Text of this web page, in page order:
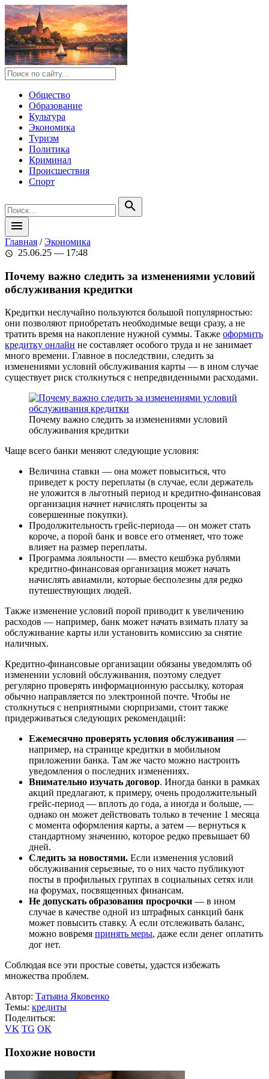
Общество
Образование
Культура
Экономика
Туризм
Политика
Криминал
Происшествия
Спорт
search
menu
Главная /Экономика
schedule 25.06.25 — 17:48
Почему важно следить за изменениями условий
обслуживания кредитки
Кредитки неслучайно пользуются большой популярностью:
они позволяют приобретать необходимые вещи сразу, а не
тратить время на накопление нужной суммы. Также оформить
кредитку онлайн не составляет особого труда и не занимает
много времени. Главное в последствии, следить за
изменениями условий обслуживания карты — в ином случае
существует риск столкнуться с непредвиденными расходами.
Почему важно следить за изменениями условий
обслуживания кредитки
Чаще всего банки меняют следующие условия:
Величина ставки — она может повыситься, что
приведет к росту переплаты (в случае, если держатель
не уложится в льготный период и кредитно-финансовая
организация начнет начислять проценты за
совершенные покупки).
Продолжительность грейс-периода — он может стать
короче, а порой банк и вовсе его отменяет, что тоже
влияет на размер переплаты.
Программа лояльности — вместо кешбэка рублями
кредитно-финансовая организация может начать
начислять авиамили, которые бесполезны для редко
путешествующих людей.
Также изменение условий порой приводит к увеличению
расходов — например, банк может начать взимать плату за
обслуживание карты или установить комиссию за снятие
наличных.
Кредитно-финансовые организации обязаны уведомлять об
изменении условий обслуживания, поэтому следует
регулярно проверять информационную рассылку, которая
обычно направляется по электронной почте. Чтобы не
столкнуться с неприятными сюрпризами, стоит также
придерживаться следующих рекомендаций:
Ежемесячно проверять условия обслуживания —
например, на странице кредитки в мобильном
приложении банка. Там же часто можно настроить
уведомления о последних изменениях.
Внимательно изучать договор. Иногда банки в рамках
акций предлагают, к примеру, очень продолжительный
грейс-период — вплоть до года, а иногда и больше, —
однако он может действовать только в течение 1 месяца
с момента оформления карты, а затем — вернуться к
стандартному значению, которое редко превышает 60
дней.
Следить за новостями. Если изменения условий
обслуживания серьезные, то о них часто публикуют
посты в профильных группах в социальных сетях или
на форумах, посвященных финансам.
Не допускать образования просрочки — в ином
случае в качестве одной из штрафных санкций банк
может повысить ставку. А если отслеживать баланс,
можно вовремя принять меры, даже если денег оплатить
дог нет.
Соблюдая все эти простые советы, удастся избежать
множества проблем.
Автор: Татьяна Яковенко
Темы: кредиты
Поделиться:
VK TG OK
Похожие новости